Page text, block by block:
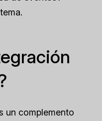
un complemento